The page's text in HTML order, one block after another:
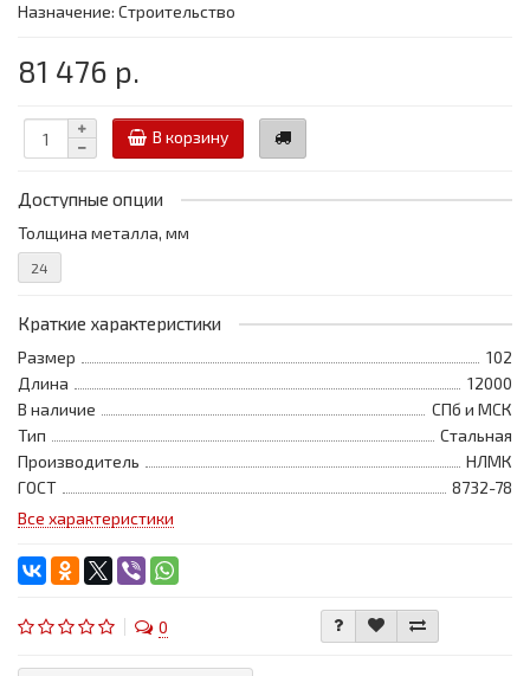
Назначение: Строительство
81 476 р.
В корзину
Доступные опции
Толщина металла, мм
24
Краткие характеристики
Размер
102
Длина
12000
В наличие
СПб и МСК
Тип
Стальная
Производитель
НЛМК
ГОСТ
8732-78
Все характеристики
0